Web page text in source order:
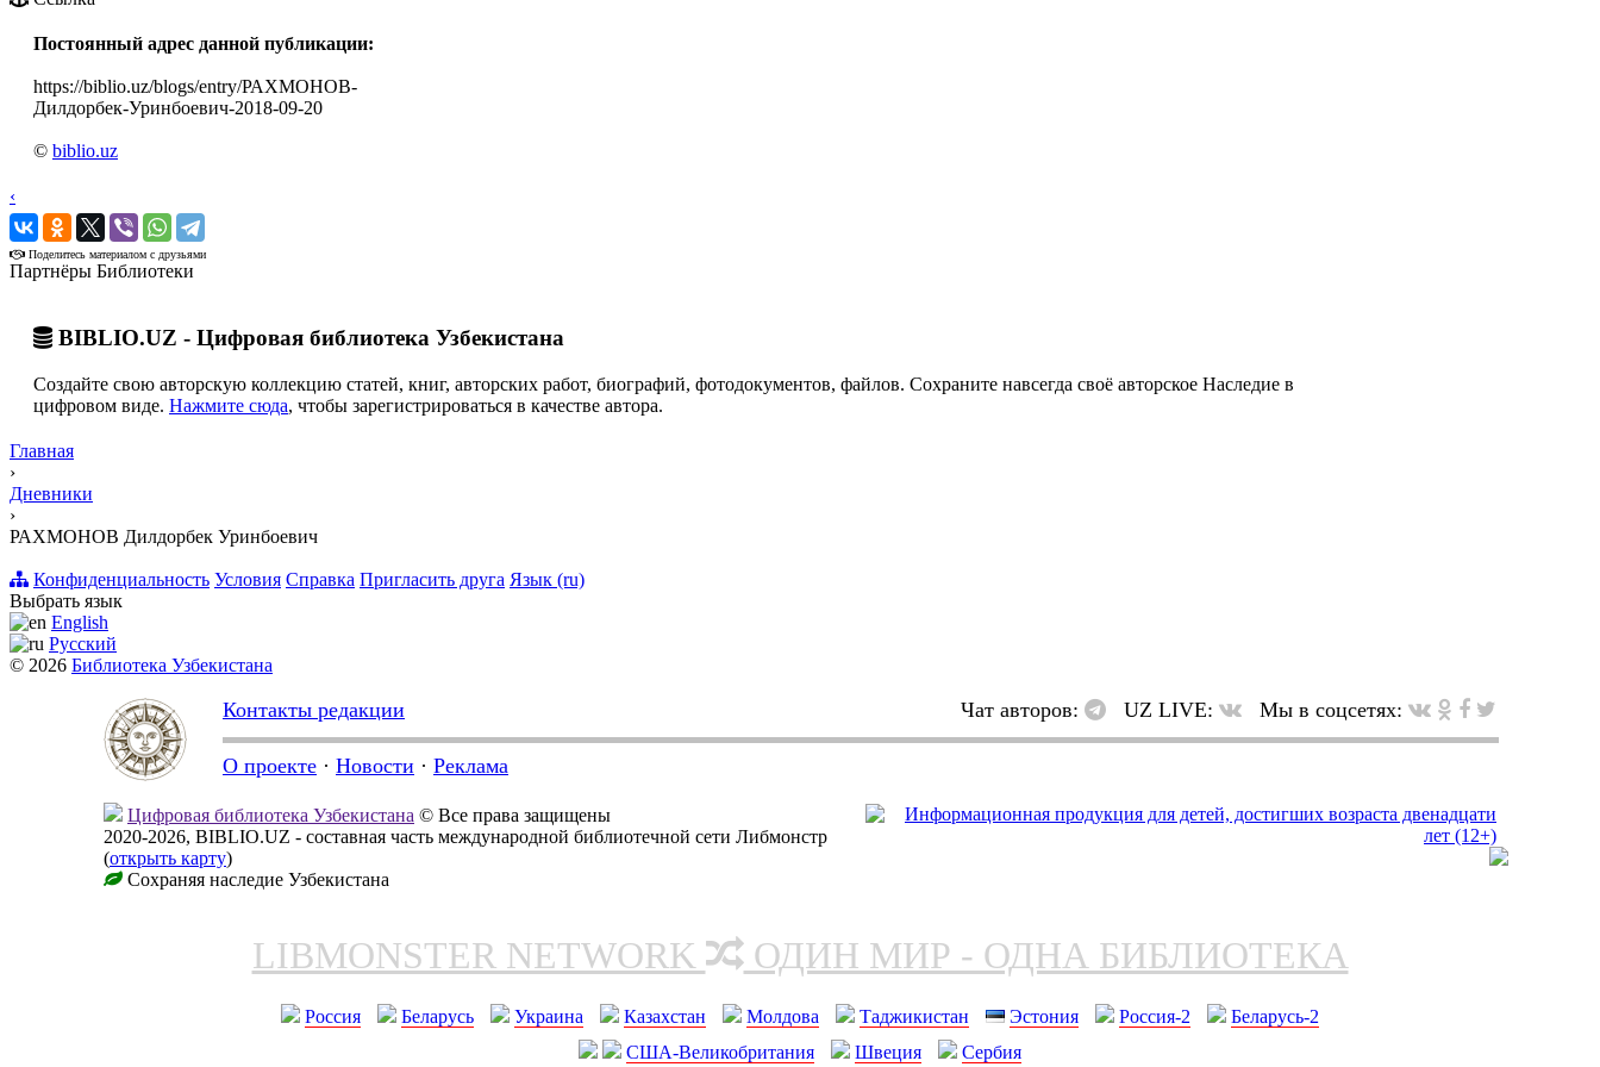
Постоянный адрес данной публикации:
https://biblio.uz/blogs/entry/РАХМОНОВ-
Дилдорбек-Уринбоевич-2018-09-20
© biblio.uz
‹
›
Поделитесь материалом с друзьями
Партнёры Библиотеки
BIBLIO.UZ - Цифровая библиотека Узбекистана
Создайте свою авторскую коллекцию статей, книг, авторских работ, биографий, фотодокументов, файлов. Сохраните навсегда своё авторское Наследие в
цифровом виде. Нажмите сюда, чтобы зарегистрироваться в качестве автора.
Главная
›
Дневники
›
РАХМОНОВ Дилдорбек Уринбоевич
Конфиденциальность Условия Справка Пригласить друга Язык (ru)
Выбрать язык
English
Русский
© 2026 Библиотека Узбекистана
Контакты редакции Чат авторов: UZ LIVE: Мы в соцсетях:
О проекте · Новости · Реклама
Цифровая библиотека Узбекистана © Все права защищены
2020-2026, BIBLIO.UZ - составная часть международной библиотечной сети Либмонстр
(открыть карту)
Сохраняя наследие Узбекистана
LIBMONSTER NETWORK ОДИН МИР - ОДНА БИБЛИОТЕКА
Россия Беларусь Украина Казахстан Молдова Таджикистан Эстония Россия-2
Беларусь-2
США-Великобритания
Швеция Сербия